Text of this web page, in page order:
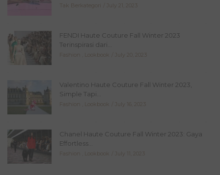
Tak Berkategori July 21, 2023
FENDI Haute Couture Fall Winter 2023
Terinspirasi dari...
Fashion Lookbook July 20, 2023
Valentino Haute Couture Fall Winter 2023,
Simple Tapi...
Fashion Lookbook July 16, 2023
Chanel Haute Couture Fall Winter 2023: Gaya
Effortless...
Fashion Lookbook July 11, 2023